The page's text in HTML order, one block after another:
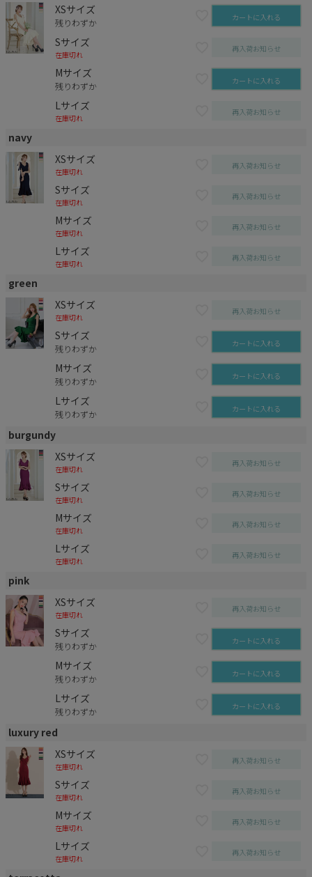
XSサイズ
残りわずか カートに入れる
Sサイズ
在庫切れ
再入荷お知らせ
Mサイズ
残りわずか カートに入れる
Lサイズ
在庫切れ
再入荷お知らせ
navy
XSサイズ
在庫切れ
再入荷お知らせ
Sサイズ
在庫切れ
再入荷お知らせ
Mサイズ
在庫切れ
再入荷お知らせ
Lサイズ
在庫切れ
再入荷お知らせ
green
XSサイズ
在庫切れ
再入荷お知らせ
Sサイズ
残りわずか カートに入れる
Mサイズ
残りわずか カートに入れる
Lサイズ
残りわずか カートに入れる
burgundy
XSサイズ
在庫切れ
再入荷お知らせ
Sサイズ
在庫切れ
再入荷お知らせ
Mサイズ
在庫切れ
再入荷お知らせ
Lサイズ
在庫切れ
再入荷お知らせ
pink
XSサイズ
在庫切れ
再入荷お知らせ
Sサイズ
残りわずか カートに入れる
Mサイズ
残りわずか カートに入れる
Lサイズ
残りわずか カートに入れる
luxury red
XSサイズ
在庫切れ
再入荷お知らせ
Sサイズ
在庫切れ
再入荷お知らせ
Mサイズ
在庫切れ
再入荷お知らせ
Lサイズ
在庫切れ
再入荷お知らせ